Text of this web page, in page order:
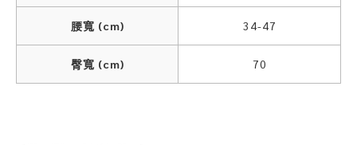
腰寬 (cm) 34-47
臀寬 (cm) 70